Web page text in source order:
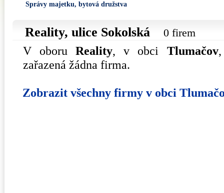
Správy majetku, bytová družstva
Reality, ulice Sokolská 0 firem
V oboruReality, v obci Tlumačov
zařazená žádna firma.
Zobrazit všechny firmy v obci